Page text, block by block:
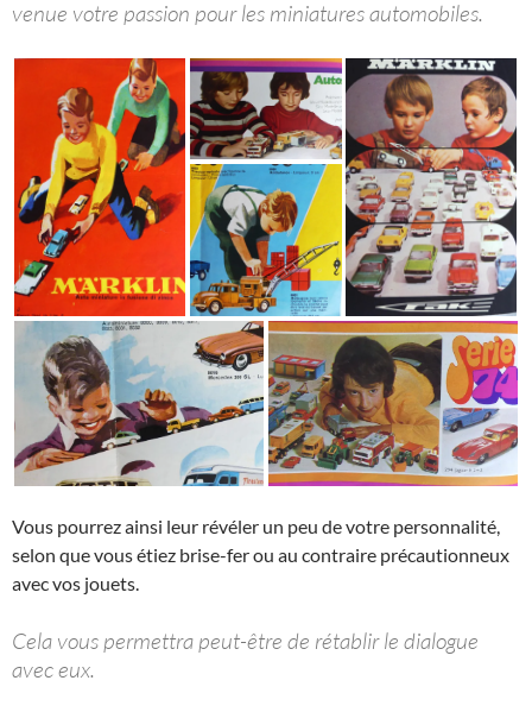
venue votre passion pour les miniatures automobiles.
Vous pourrez ainsi leur révéler un peu de votre personnalité,
selon que vous étiez brise-fer ou au contraire précautionneux
avec vos jouets.
Cela vous permettra peut-être de rétablir le dialogue
avec eux.